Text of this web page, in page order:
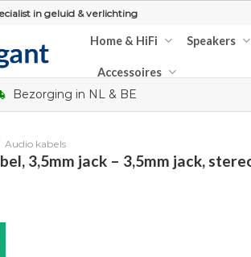
in geluid & verlichting
Home & HiFi Speakers
Accessoires
Bezorging in NL & BE
Audio kabels
3,5mm jack – 3,5mm jack,